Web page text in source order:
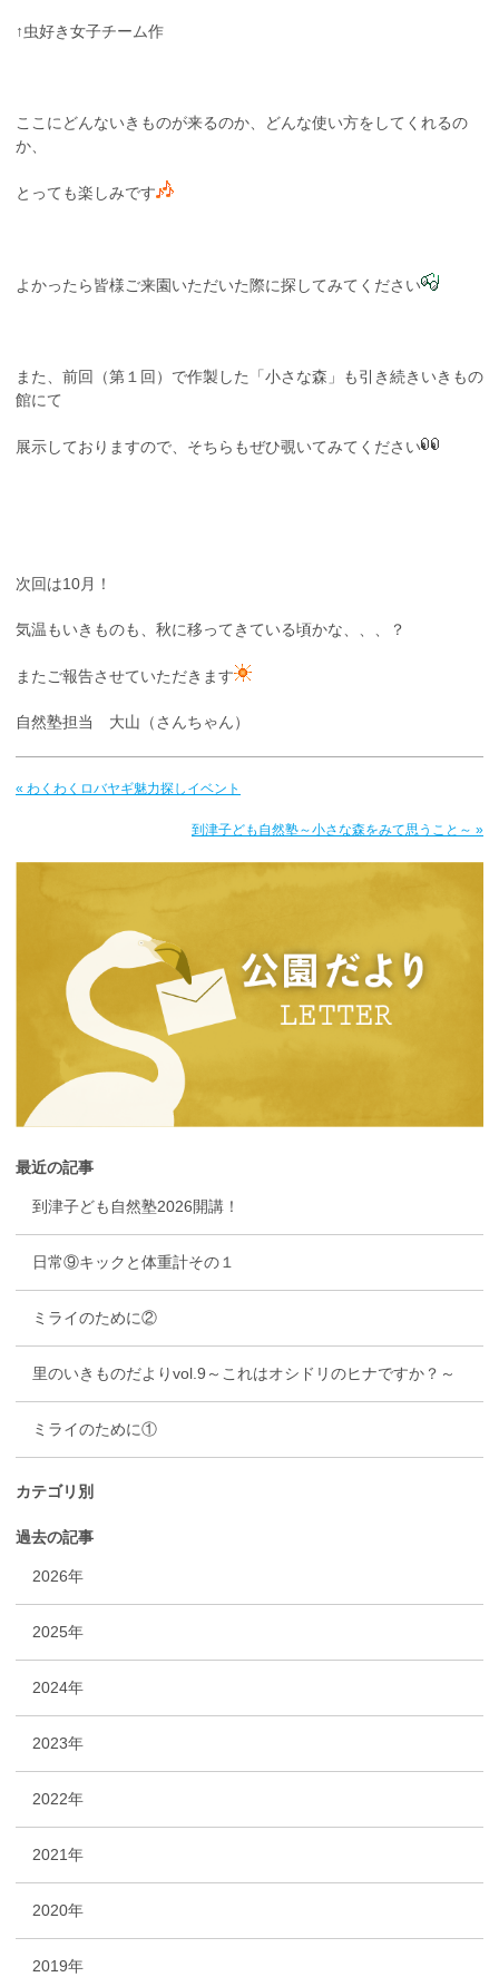
↑虫好き女子チーム作
ここにどんないきものが来るのか、どんな使い方をしてくれるの
か、
とっても楽しみです
よかったら皆様ご来園いただいた際に探してみてください
また、前回（第１回）で作製した「小さな森」も引き続きいきもの
館にて
展示しておりますので、そちらもぜひ覗いてみてください
次回は10月！
気温もいきものも、秋に移ってきている頃かな、、、？
またご報告させていただきます
自然塾担当 大山（さんちゃん）
« わくわくロバヤギ魅力探しイベント
到津子ども自然塾～小さな森をみて思うこと～ »
最近の記事
到津子ども自然塾2026開講！
日常⑨キックと体重計その１
ミライのために②
里のいきものだよりvol.9～これはオシドリのヒナですか？～
ミライのために①
カテゴリ別
過去の記事
2026年
2025年
2024年
2023年
2022年
2021年
2020年
2019年